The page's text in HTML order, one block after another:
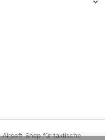
Shop für taktische